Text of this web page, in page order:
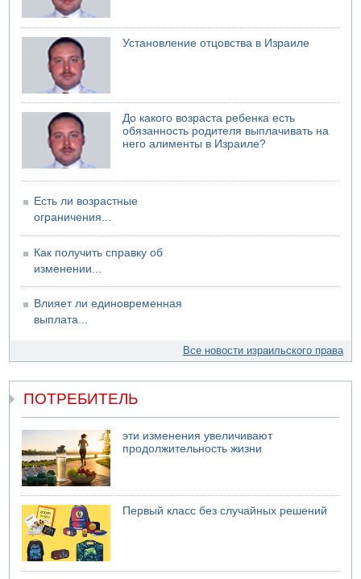
Установление отцовства в Израиле
До какого возраста ребенка есть
обязанность родителя выплачивать на
него алименты в Израиле?
Есть ли возрастные
ограничения...
Как получить справку об
изменении...
Влияет ли единовременная
выплата...
Все новости израильского права
ПОТРЕБИТЕЛЬ
эти изменения увеличивают
продолжительность жизни
Первый класс без случайных решений